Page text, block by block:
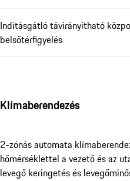
Indításgátló távirányítható
belsőtérfigyelés
Klímaberendezés
2-zónás automata
hőmérséklettel a vezető és az
levegő keringetés és